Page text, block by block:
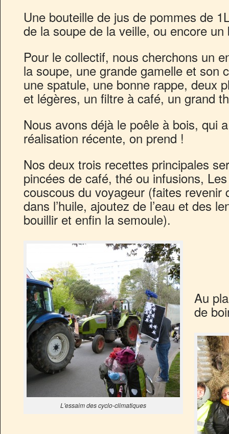
Une bouteille de jus de pommes de
de la soupe de la veille, ou encore
Pour le collectif, nous cherchons un
la soupe, une grande gamelle et son
une spatule, une bonne rappe, deux
et légères, un filtre à café, un grand
Nous avons déjà le poêle à bois, qui
réalisation récente, on prend !
Nos deux trois recettes principales
pincées de café, thé ou infusions,
couscous du voyageur (faites revenir
dans l’huile, ajoutez de l’eau et des
bouillir et enfin la semoule).
L'essaim des cyclo-climatiques
Au
de